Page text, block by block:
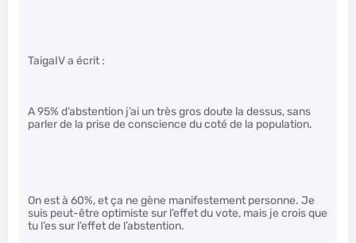
TaigaIV a écrit :
A 95% d’abstention j’ai un très gros doute la dessus, sans
parler de la prise de conscience du coté de la population.
On est à 60%, et ça ne gène manifestement personne. Je
suis peut-être optimiste sur l’effet du vote, mais je crois que
tu l’es sur l’effet de l’abstention.